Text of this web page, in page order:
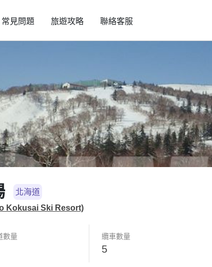
常見問題 旅遊攻略 聯絡客服
北海道
Kokusai Ski Resort)
數量 纜車數量
5